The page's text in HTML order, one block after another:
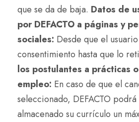
que se da de baja. Datos de
por DEFACTO a páginas y
sociales: Desde que el
consentimiento hasta que lo
los postulantes a prácticas
empleo: En caso de que el
seleccionado, DEFACTO
almacenado su currículo un